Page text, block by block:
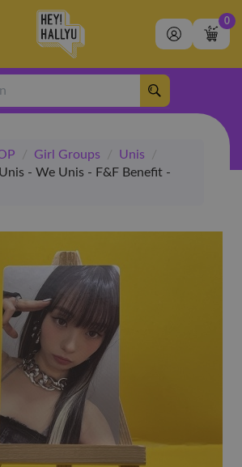
0
/ Girl Groups / Unis
/
- We Unis - F&F Benefit -